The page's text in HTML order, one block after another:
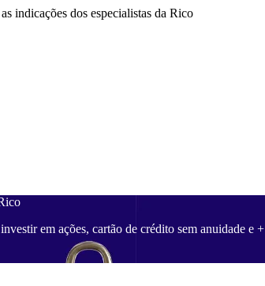
indicações dos especialistas da Rico
em ações, cartão de crédito sem anuidade e +